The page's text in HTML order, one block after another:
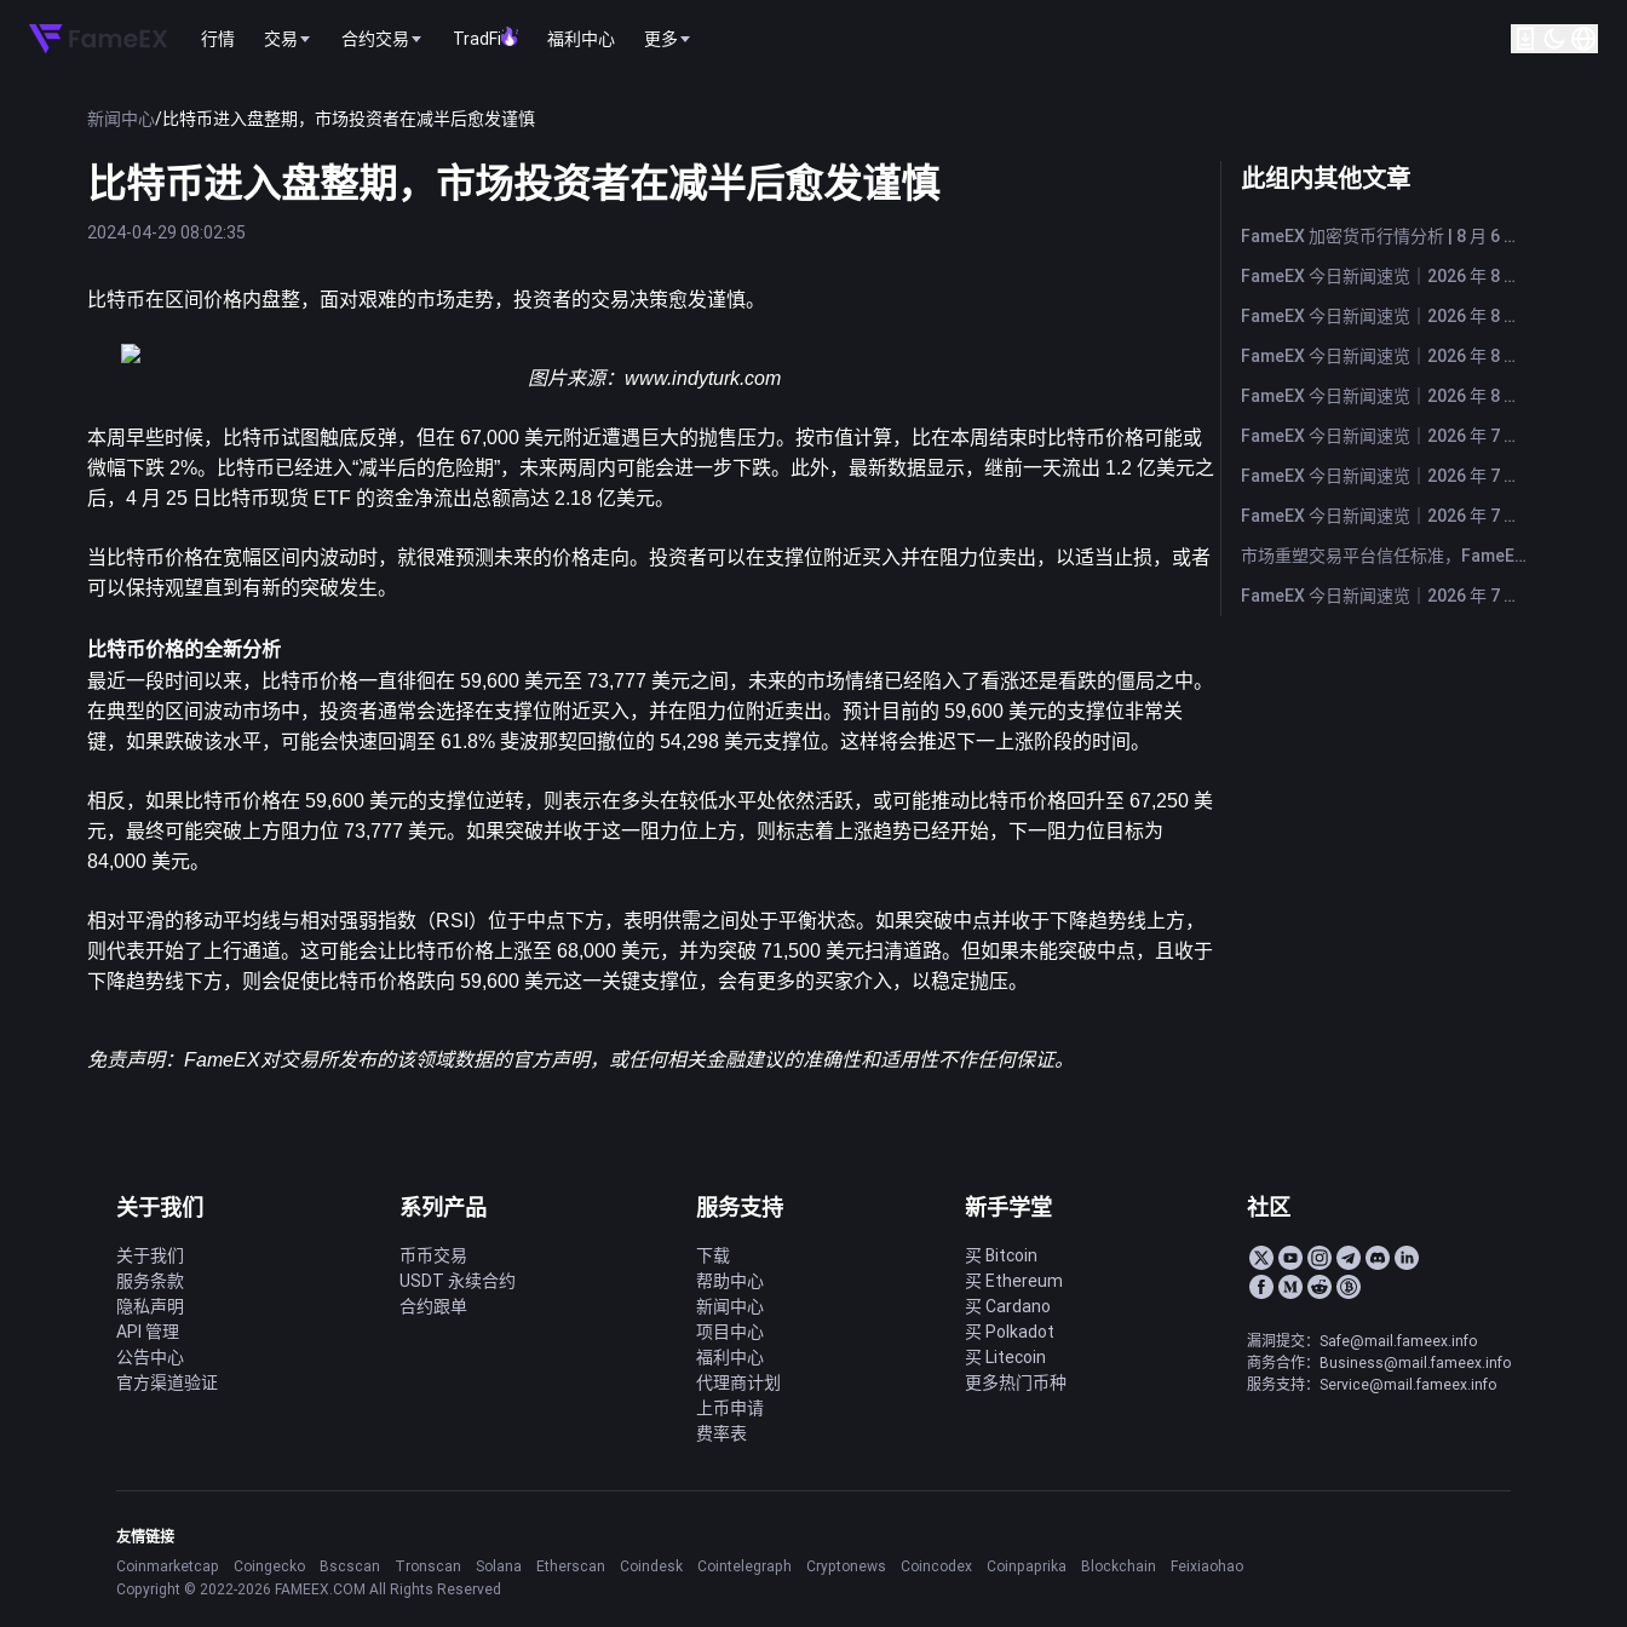
行情 交易 合约交易 TradFi 福利中心 更多
新闻中心/比特币进入盘整期，市场投资者在减半后愈发谨慎
比特币进入盘整期，市场投资者在减半后愈发谨慎
2024-04-29 08:02:35
比特币在区间价格内盘整，面对艰难的市场走势，投资者的交易决策愈发谨慎。
图片来源： www.indyturk.com
本周早些时候，比特币试图触底反弹，但在 67,000 美元附近遭遇巨大的抛售压力。按市值计算，比在本周结束时比特币价格可能或
微幅下跌 2%。比特币已经进入“减半后的危险期”，未来两周内可能会进一步下跌。此外，最新数据显示，继前一天流出 1.2 亿美元之
后，4 月 25 日比特币现货 ETF 的资金净流出总额高达 2.18 亿美元。
当比特币价格在宽幅区间内波动时，就很难预测未来的价格走向。投资者可以在支撑位附近买入并在阻力位卖出，以适当止损，或者
可以保持观望直到有新的突破发生。
比特币价格的全新分析
最近一段时间以来，比特币价格一直徘徊在 59,600 美元至 73,777 美元之间，未来的市场情绪已经陷入了看涨还是看跌的僵局之中。
在典型的区间波动市场中，投资者通常会选择在支撑位附近买入，并在阻力位附近卖出。预计目前的 59,600 美元的支撑位非常关
键，如果跌破该水平， 可能会快速回调至 61.8% 斐波那契回撤位的 54,298 美元支撑位。这样将会推迟下一上涨阶段的时间。
相反，如果比特币价格在 59,600 美元的支撑位逆转，则表示在多头在较低水平处依然活跃，或可能推动比特币价格回升至 67,250 美
元，最终可能突破上方阻力位 73,777 美元。如果突破并收于这一阻力位上方，则标志着上涨趋势已经开始，下一阻力位目标为
84,000 美元。
相对平滑的移动平均线与相对强弱指数（RSI）位于中点下方，表明供需之间处于平衡状态。如果突破中点并收于下降趋势线上方，
则代表开始了上行通道。这可能会让比特币价格上涨至 68,000 美元，并为突破 71,500 美元扫清道路。但如果未能突破中点，且收于
下降趋势线下方，则会促使比特币价格跌向 59,600 美元这一关键支撑位，会有更多的买家介入，以稳定抛压。
免责声明：FameEX对交易所发布的该领域数据的官方声明，或任何相关金融建议的准确性和适用性不作任何保证。
此组内其他文章
FameEX 加密货币行情分析 | 8 月 6 日, 2026
FameEX 今日新闻速览｜2026 年 8 月 6 日
FameEX 今日新闻速览｜2026 年 8 月 5 日
FameEX 今日新闻速览｜2026 年 8 月 4 日
FameEX 今日新闻速览｜2026 年 8 月 3 日
FameEX 今日新闻速览｜2026 年 7 月 31 日
FameEX 今日新闻速览｜2026 年 7 月 30 日
FameEX 今日新闻速览｜2026 年 7 月 29 日
市场重塑交易平台信任标准，FameEX 以八年稳健运营持续服务全球用户
FameEX 今日新闻速览｜2026 年 7 月 28 日
关于我们
关于我们
服务条款
隐私声明
API 管理
公告中心
官方渠道验证
系列产品
币币交易
USDT 永续合约
合约跟单
服务支持
下载
帮助中心
新闻中心
项目中心
福利中心
代理商计划
上币申请
费率表
新手学堂
买 Bitcoin
买 Ethereum
买 Cardano
买 Polkadot
买 Litecoin
更多热门币种
社区
漏洞提交：Safe@mail.fameex.info
商务合作：Business@mail.fameex.info
服务支持：Service@mail.fameex.info
友情链接
Coinmarketcap
Coingecko Bscscan Tronscan Solana Etherscan Coindesk Cointelegraph Cryptonews Coincodex Coinpaprika Blockchain
Feixiaohao
Copyright © 2022-2026 FAMEEX.COM All Rights Reserved